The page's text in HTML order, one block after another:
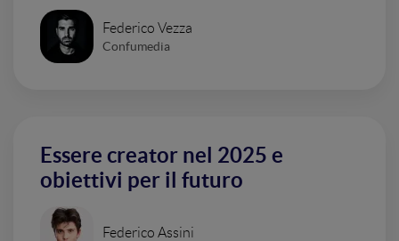
Federico Vezza
Confumedia
Essere creator nel 2025 e
obiettivi per il futuro
Federico Assini